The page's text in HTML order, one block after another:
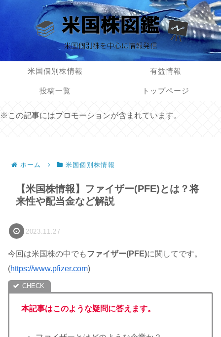
米国個別株情報 有益情報
投稿一覧 トップページ
※この記事にはプロモーションが含まれています。
ホーム 米国個別株情報
【米国株情報】ファイザー(PFE)とは？将
来性や配当金など解説
2023.11.27
今回は米国株の中でもファイザー(PFE)に関してです。
(https://www.pfizer.com)
本記事はこのような疑問に答えます。